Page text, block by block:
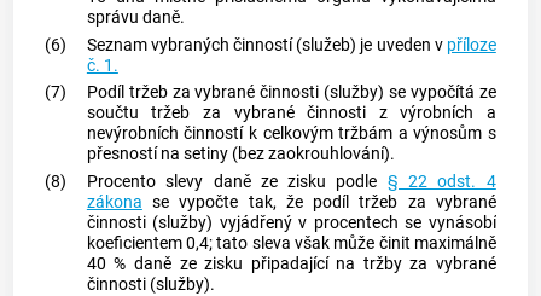
správu daně.
(6)
Seznam vybraných činností (služeb) je uveden v příloze
č. 1.
(7)
Podíl tržeb za vybrané činnosti (služby) se vypočítá ze
součtu tržeb za vybrané činnosti z výrobních a
nevýrobních činností k celkovým tržbám a výnosům s
přesností na setiny (bez zaokrouhlování).
(8)
Procento slevy daně ze zisku podle § 22 odst. 4
zákona se vypočte tak, že podíl tržeb za vybrané
činnosti (služby) vyjádřený v procentech se vynásobí
koeficientem 0,4; tato sleva však může činit maximálně
40 % daně ze zisku připadající na tržby za vybrané
činnosti (služby).